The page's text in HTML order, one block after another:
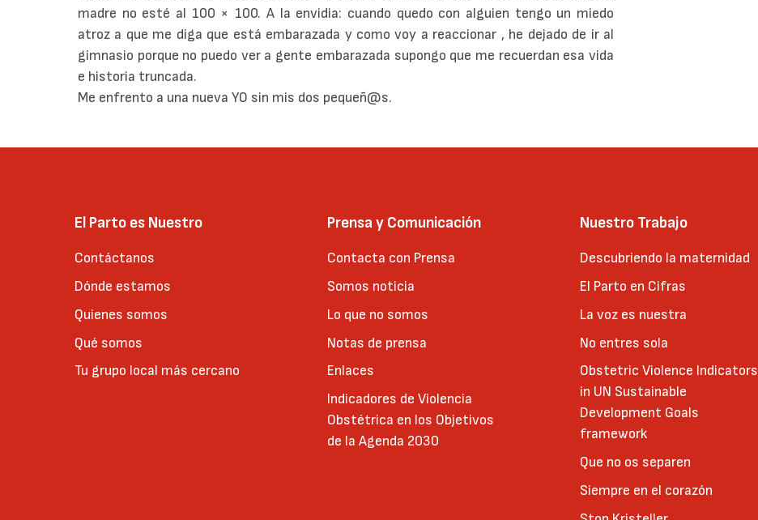
madre no esté al 100 × 100. A la envidia: cuando quedo con alguien tengo un miedo
atroz a que me diga que está embarazada y como voy a reaccionar , he dejado de ir al
gimnasio porque no puedo ver a gente embarazada supongo que me recuerdan esa vida
e historia truncada.
Me enfrento a una nueva YO sin mis dos pequeñ@s.
El Parto es Nuestro
Contáctanos
Dónde estamos
Quienes somos
Qué somos
Tu grupo local más cercano
Prensa y Comunicación
Contacta con Prensa
Somos noticia
Lo que no somos
Notas de prensa
Enlaces
Indicadores de Violencia
Obstétrica en los Objetivos
de la Agenda 2030
Nuestro Trabajo
Descubriendo la maternidad
El Parto en Cifras
La voz es nuestra
No entres sola
Obstetric Violence Indicators
in UN Sustainable
Development Goals
framework
Que no os separen
Siempre en el corazón